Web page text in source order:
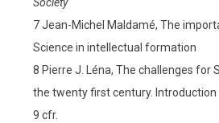
Society
7 Jean-Michel Maldamé, The
Science in intellectual formation
8 Pierre J. Léna, The challenges for
the twenty first century. Introduction
9 cfr.